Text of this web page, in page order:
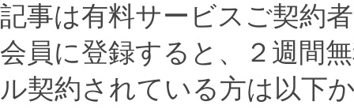
記事は有料サービスご契約
会員に登録すると、２週間
ル契約されている方は以下